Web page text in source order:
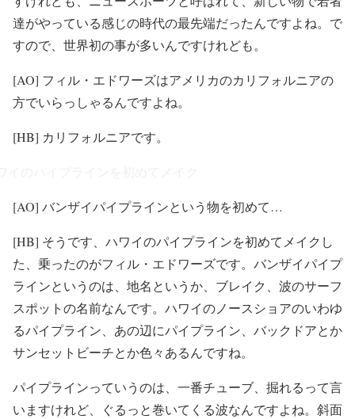
達がやっている感じの時代の最先端だったんですよね。で
すので、世界初の事が多いんですけれども。
[AO] フィル・エドワーズはアメリカのカリフォルニアの
方でいらっしゃるんですよね。
[HB] カリフォルニアです。
[AO] バンザイパイプラインという物を初めて…
[HB] そうです、ハワイのパイプラインを初めてメイクし
た、乗ったのがフィル・エドワーズです。バンザイパイプ
ラインというのは、地名というか、ブレイク、波のサーフ
スポットの名前なんです。ハワイのノースショアのいわゆ
るパイプライン、あの辺にパイプライン、バックドアとか
サンセットビーチとか色々あるんですね。
パイプラインっていうのは、一番チューブ、掘れるって言
いますけれど、ぐるっと巻いてくる波なんですよね。斜面